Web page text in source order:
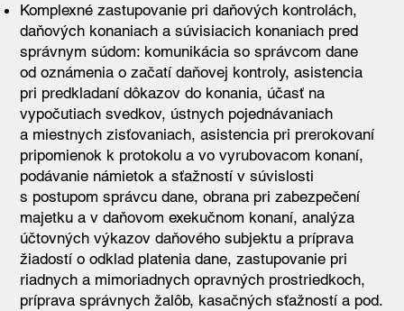
Komplexné zastupovanie pri daňových kontrolách,
daňových konaniach a súvisiacich konaniach pred
správnym súdom: komunikácia so správcom dane
od oznámenia o začatí daňovej kontroly, asistencia
pri predkladaní dôkazov do konania, účasť na
vypočutiach svedkov, ústnych pojednávaniach
a miestnych zisťovaniach, asistencia pri prerokovaní
pripomienok k protokolu a vo vyrubovacom konaní,
podávanie námietok a sťažností v súvislosti
s postupom správcu dane, obrana pri zabezpečení
majetku a v daňovom exekučnom konaní, analýza
účtovných výkazov daňového subjektu a príprava
žiadostí o odklad platenia dane, zastupovanie pri
riadnych a mimoriadnych opravných prostriedkoch,
príprava správnych žalôb, kasačných sťažností a pod.